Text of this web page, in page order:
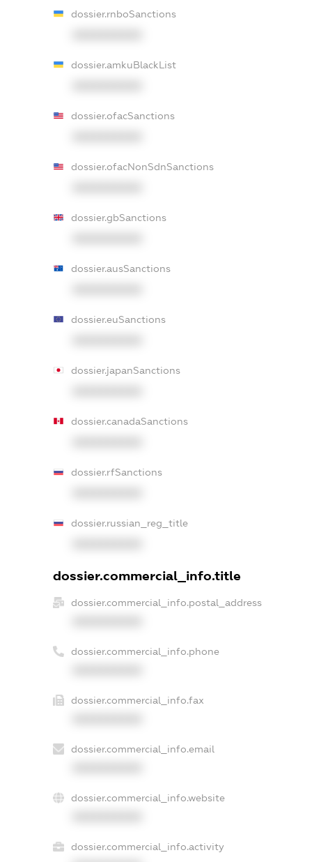
dossier.rnboSanctions
dossier.amkuBlackList
dossier.ofacSanctions
dossier.ofacNonSdnSanctions
dossier.gbSanctions
dossier.ausSanctions
dossier.euSanctions
dossier.japanSanctions
dossier.canadaSanctions
dossier.rfSanctions
dossier.russian_reg_title
dossier.commercial_info.title
dossier.commercial_info.postal_address
dossier.commercial_info.phone
dossier.commercial_info.fax
dossier.commercial_info.email
dossier.commercial_info.website
dossier.commercial_info.activity